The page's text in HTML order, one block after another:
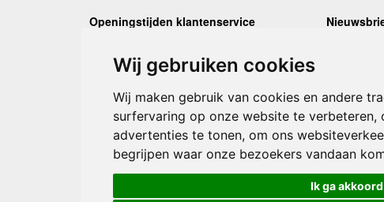
Wij gebruiken cookies
Wij maken gebruik van cookies en andere
surfervaring op onze website te verbeteren,
advertenties te tonen, om ons
begrijpen waar onze bezoekers vandaan
Ik ga akkoord
Openingstijden klantenservice
Woensdag
10.00 - 12.30 en 13.30 - 17.00
Donderdag
Vrijdag
10.00 - 12.30 en 13.30 - 17.00
Zaterdag
gesloten
Zondag
gesloten
Onze laatste